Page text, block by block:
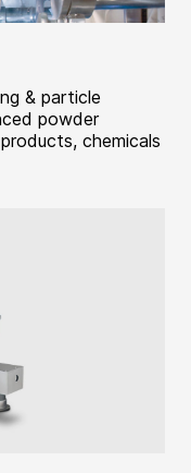
& particle
powder
chemicals